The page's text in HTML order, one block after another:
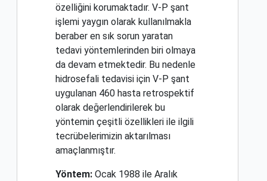
özelliğini korumaktadır. V-P şant
işlemi yaygın olarak kullanılmakla
beraber en sık sorun yaratan
tedavi yöntemlerinden biri olmaya
da devam etmektedir. Bu nedenle
hidrosefali tedavisi için V-P şant
uygulanan 460 hasta retrospektif
olarak değerlendirilerek bu
yöntemin çeşitli özellikleri ile ilgili
tecrübelerimizin aktarılması
amaçlanmıştır.
Yöntem: Ocak 1988 ile Aralık